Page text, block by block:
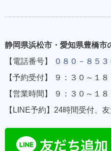
静岡県浜松市・愛知県豊橋市
【電話番号】
０８０－８５３
【予約受付】 ９：３０～１
【営業時間】 ９：３０～１
【LINE予約】24時間受付、